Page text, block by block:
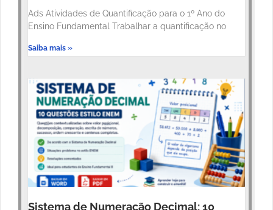
Ads Atividades de Quantificação para o 1º Ano do
Ensino Fundamental Trabalhar a quantificação no
Saiba mais »
Sistema de Numeração Decimal: 10